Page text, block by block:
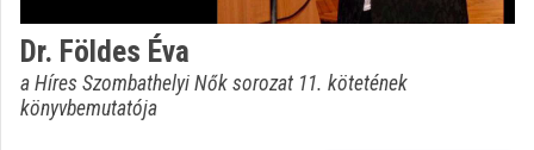
Log In
Organization discovery
Dr. Földes Éva
a Híres Szombathelyi Nők sorozat 11. kötetének
könyvbemutatója